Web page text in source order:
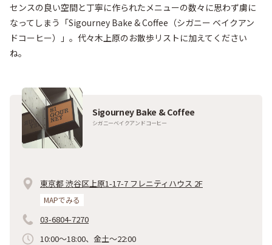
センスの良い空間と丁寧に作られたメニューの数々に思わず虜に
なってしまう「Sigourney Bake & Coffee（シガニー ベイクアン
ドコーヒー）」。代々木上原のお散歩リストに加えてください
ね。
Sigourney Bake & Coffee
シガニーベイクアンドコーヒー
東京都 渋谷区上原1-17-7 フレニティハウス 2F
MAPでみる
03-6804-7270
10:00～18:00、金土～22:00